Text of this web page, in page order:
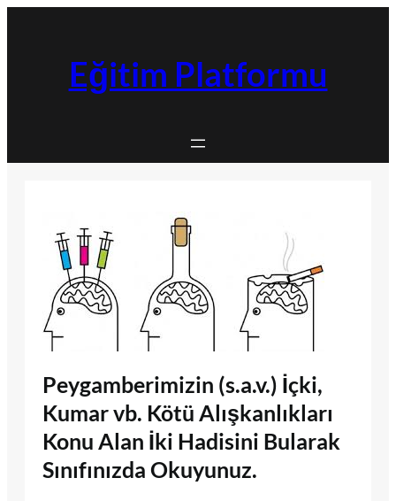
Eğitim Platformu
Peygamberimizin (s.a.v.) İçki,
Kumar vb. Kötü Alışkanlıkları
Konu Alan İki Hadisini Bularak
Sınıfınızda Okuyunuz.